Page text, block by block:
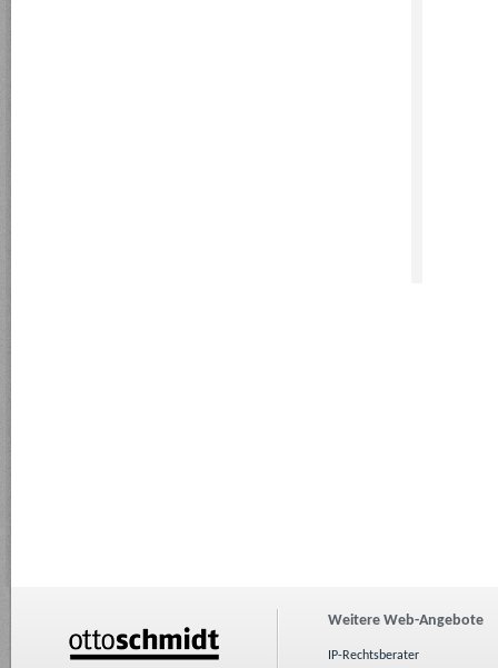
Weitere Web-Angebote
IP-Rechtsberater